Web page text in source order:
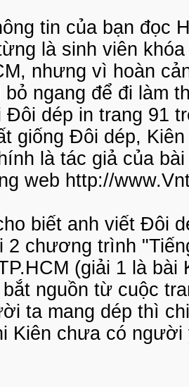
tin của bạn đọc
là sinh viên
nhưng vì hoàn
bỏ ngang để đi làm
Đôi dép in trang 91
giống Đôi dép,
là tác giả của
web http://
biết anh viết Đôi
2 chương trình
(giải 1 là
nguồn từ cuộc
ta mang dép thì
Kiên chưa có